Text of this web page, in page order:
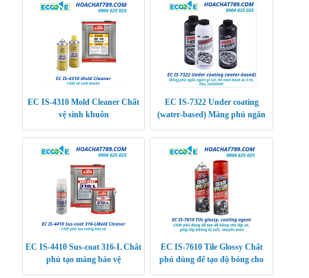
EC IS-4310 Mold Cleaner Chất
vệ sinh khuôn
EC IS-7322 Under coating
(water-based) Màng phủ ngăn
tô, tàu, containe
EC IS-4410 Sus-coat 316-L Chất
phủ tạo màng bảo vệ
EC IS-7610 Tile Glossy Chất
phủ dùng để tạo độ bóng cho